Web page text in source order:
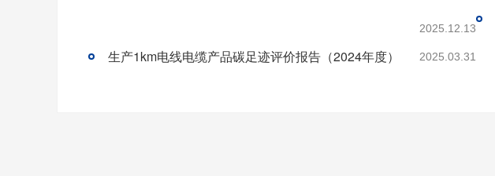
2025.12.13
生产1km电线电缆产品碳足迹评价报告（2024年度） 2025.03.31